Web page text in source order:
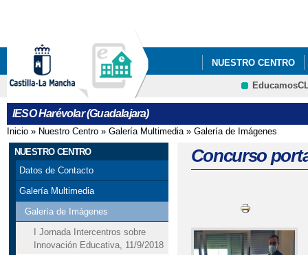
NUESTRO CENTRO
ANUNCIOS Y
IESO Harévolar (Guadalajara)
Se encuentra usted aquí
Inicio » Nuestro Centro » Galería Multimedia» Galería de Imágenes
NUESTRO CENTRO
Datos de Contacto
Galería Multimedia
Galería de Imágenes
I Jornada Intercentros sobre
Innovación Educativa, 11/9/2018
Concurso